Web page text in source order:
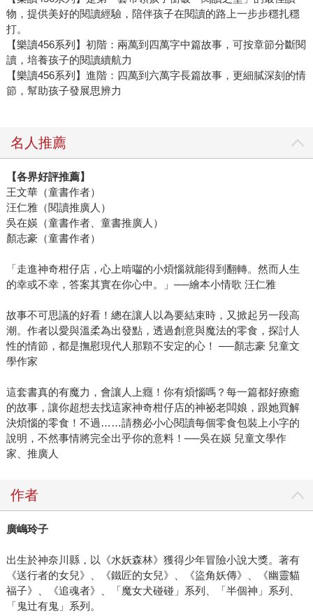
物，提供美好的閱讀經驗，陪伴孩子在閱讀的路上一步步穩扎穩
打。
【樂讀456系列】初階：兩萬到四萬字中篇故事，可按章節分斷閱
讀，培養孩子的閱讀續航力
【樂讀456系列】進階：四萬到六萬字長篇故事，更細膩深刻的情
節，幫助孩子發展思辨力
名人推薦
【各界好評推薦】
王文華（童書作者）
汪仁雅（閱讀推廣人）
吳在媖（童書作者、童書推廣人）
顏志豪（童書作者）
「走進神奇柑仔店，心上啃囓的小煩惱就能得到翻轉。然而人生
的幸或不幸，答案其實在你心中。」──繪本小情歌 汪仁雅
故事不可思議的好看！總在讓人以為要結束時，又掀起另一段高
潮。作者以愛與溫柔為出發點，透過創意與魔法的零食，探討人
性的情節，都是撫慰現代人那顆不安定的心！ ──顏志豪 兒童文
學作家
這套書真的有魔力，會讓人上癮！你有煩惱嗎？每一篇都好療癒
的故事，讓你超想去找這家神奇柑仔店的神祕老闆娘，跟她買解
決煩惱的零食！不過……請務必小心閱讀每個零食包裝上小字的
說明，不然事情將完全出乎你的意料！──吳在媖 兒童文學作
家、推廣人
作者
廣嶋玲子
出生於神奈川縣，以《水妖森林》獲得少年冒險小說大獎。著有
《送行者的女兒》、《鐵匠的女兒》、《盜角妖傳》、《幽靈貓
福子》、《追魂者》、「魔女犬碰碰」系列、「半個神」系列、
「鬼辻有鬼」系列。